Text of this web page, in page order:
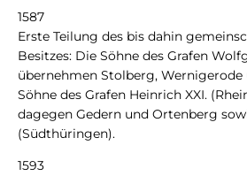
1587
Erste Teilung des bis dahin
Besitzes: Die Söhne des Grafen
übernehmen Stolberg, Wernigerode
Söhne des Grafen Heinrich XXI.
dagegen Gedern und Ortenberg
(Südthüringen).
1593